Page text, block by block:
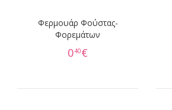
Φερμουάρ Φούστας-
Φορεμάτων
040€